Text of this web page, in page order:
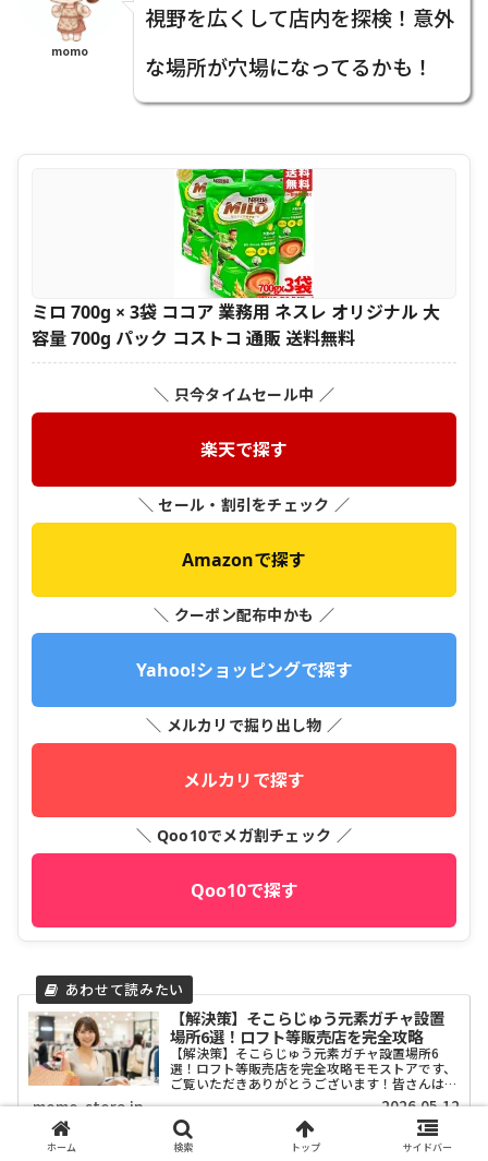
momo
視野を広くして店内を探検！意外
な場所が穴場になってるかも！
ミロ 700g × 3袋 ココア 業務用 ネスレ オリジナル 大
容量 700g パック コストコ 通販 送料無料
＼ 只今タイムセール中 ／
楽天で探す
＼ セール・割引をチェック ／
Amazonで探す
＼ クーポン配布中かも ／
Yahoo!ショッピングで探す
＼ メルカリで掘り出し物 ／
メルカリで探す
＼ Qoo10でメガ割チェック ／
Qoo10で探す
【解決策】そこらじゅう元素ガチャ設置
場所6選！ロフト等販売店を完全攻略
【解決策】そこらじゅう元素ガチャ設置場所6
選！ロフト等販売店を完全攻略モモストアです、
ご覧いただきありがとうございます！皆さんは
SNSで話題の「そこらじゅう元素」というガチャ
った身近なものがオシャ...
momo-store.jp 2026.05.12
ホーム 検索 トップ サイドバー